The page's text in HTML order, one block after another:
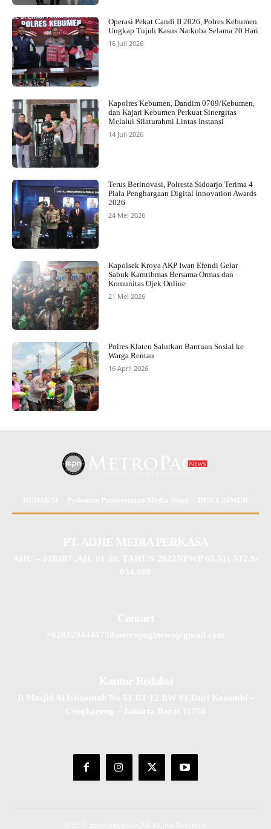
Operasi Pekat Candi II 2026, Polres Kebumen
Ungkap Tujuh Kasus Narkoba Selama 20 Hari
16 Juli 2026
Kapolres Kebumen, Dandim 0709/Kebumen,
dan Kajari Kebumen Perkuat Sinergitas
Melalui Silaturahmi Lintas Instansi
14 Juli 2026
Terus Berinovasi, Polresta Sidoarjo Terima 4
Piala Penghargaan Digital Innovation Awards
2026
24 Mei 2026
Kapolsek Kroya AKP Iwan Efendi Gelar
Sabuk Kamtibmas Bersama Ormas dan
Komunitas Ojek Online
21 Mei 2026
Polres Klaten Salurkan Bantuan Sosial ke
Warga Rentan
16 April 2026